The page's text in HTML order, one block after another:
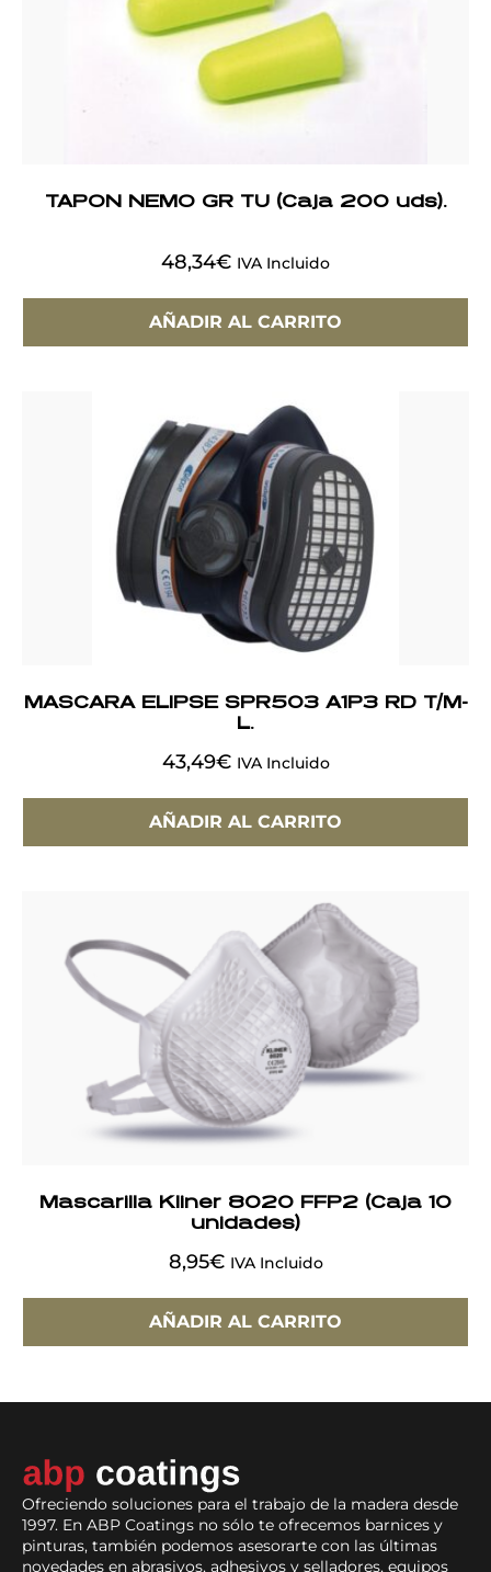
TAPON NEMO GR TU (Caja 200 uds).
48,34€ IVA Incluido
AÑADIR AL CARRITO
MASCARA ELIPSE SPR503 A1P3 RD T/M-
L.
43,49€ IVA Incluido
AÑADIR AL CARRITO
Mascarilla Kliner 8020 FFP2 (Caja 10
unidades)
8,95€ IVA Incluido
AÑADIR AL CARRITO
Ofreciendo soluciones para el trabajo de la madera desde
1997. En ABP Coatings no sólo te ofrecemos barnices y
pinturas, también podemos asesorarte con las últimas
novedades en abrasivos, adhesivos y selladores, equipos